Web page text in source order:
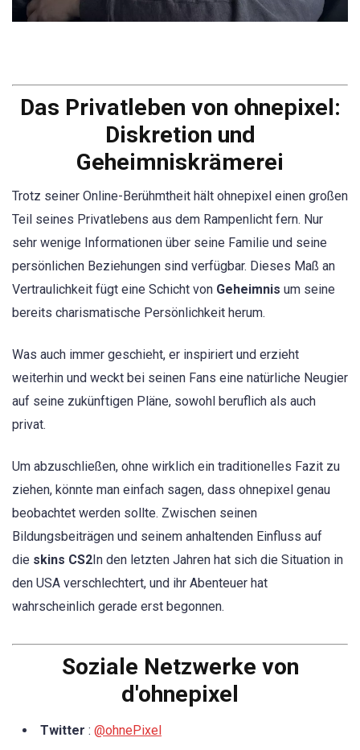
Das Privatleben von ohnepixel:
Diskretion und
Geheimniskrämerei
Trotz seiner Online-Berühmtheit hält ohnepixel einen großen
Teil seines Privatlebens aus dem Rampenlicht fern. Nur
sehr wenige Informationen über seine Familie und seine
persönlichen Beziehungen sind verfügbar. Dieses Maß an
Vertraulichkeit fügt eine Schicht von Geheimnis um seine
bereits charismatische Persönlichkeit herum.
Was auch immer geschieht, er inspiriert und erzieht
weiterhin und weckt bei seinen Fans eine natürliche Neugier
auf seine zukünftigen Pläne, sowohl beruflich als auch
privat.
Um abzuschließen, ohne wirklich ein traditionelles Fazit zu
ziehen, könnte man einfach sagen, dass ohnepixel genau
beobachtet werden sollte. Zwischen seinen
Bildungsbeiträgen und seinem anhaltenden Einfluss auf
die skins CS2 In den letzten Jahren hat sich die Situation in
den USA verschlechtert, und ihr Abenteuer hat
wahrscheinlich gerade erst begonnen.
Soziale Netzwerke von
d'ohnepixel
Twitter : @ohnePixel